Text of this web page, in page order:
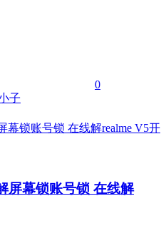
0
子
屏幕锁账号锁 在线解